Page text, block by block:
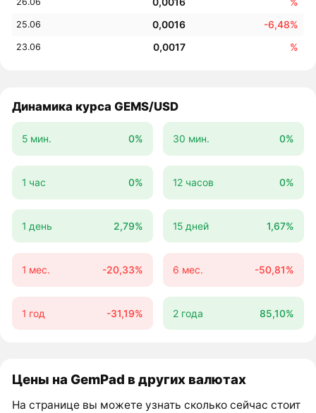
25.06 0,0016 -6,48%
23.06 0,0017 %
Динамика курса GEMS/USD
5 мин. 0% 30 мин. 0%
1 час 0% 12 часов 0%
1 день 2,79% 15 дней 1,67%
1 мес. -20,33% 6 мес. -50,81%
1 год -31,19% 2 года 85,10%
Цены на GemPad в других валютах
На странице вы можете узнать сколько сейчас стоит